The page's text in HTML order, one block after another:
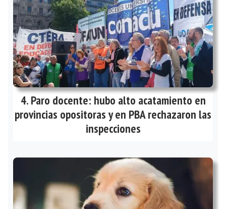
Paro docente: hubo alto acatamiento en
provincias opositoras y en PBA rechazaron las
inspecciones